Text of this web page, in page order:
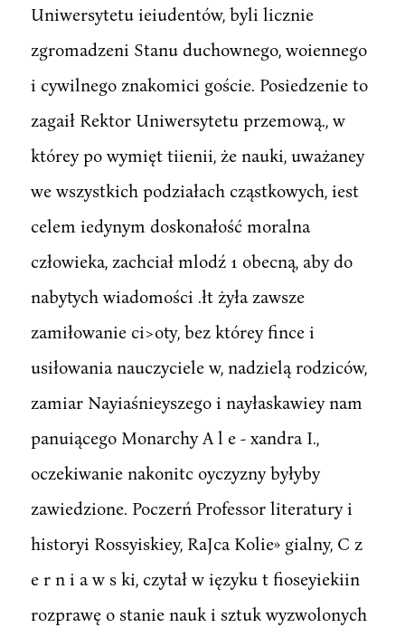
Uniwersytetu ieiudentów, byli licznie
zgromadzeni Stanu duchownego, woiennego
i cywilnego znakomici goście. Posiedzenie to
zagaił Rektor Uniwersytetu przemową., w
którey po wymięt tiienii, że nauki, uważaney
we wszystkich podziałach cząstkowych, iest
celem iedynym doskonałość moralna
człowieka, zachciał mlodź 1 obecną, aby do
nabytych wiadomości .łt żyła zawsze
zamiłowanie ci>oty, bez którey fince i
usiłowania nauczyciele w, nadzielą rodziców,
zamiar Nayiaśnieyszego i nayłaskawiey nam
panuiącego Monarchy A l e - xandra I.,
oczekiwanie nakonitc oyczyzny byłyby
zawiedzione. Poczerń Professor literatury i
historyi Rossyiskiey, RaJca Kolie» gialny, C z
e r n i a w s ki, czytał w ięzyku t fioseyiekiin
rozprawę o stanie nauk i sztuk wyzwolonych